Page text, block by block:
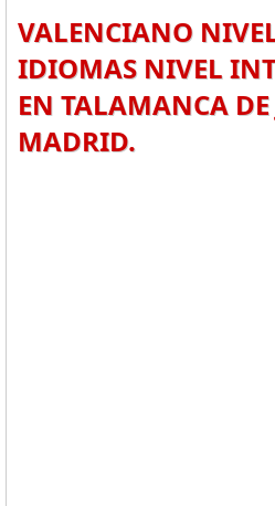
VALENCIANO
IDIOMAS NIVEL
EN TALAMANCA
MADRID.